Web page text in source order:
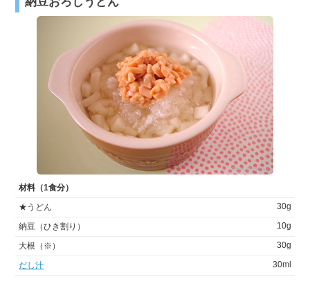
材料（1食分）
★うどん
30g
納豆（ひき割り） 10g
大根（※） 30g
だし汁 30ml